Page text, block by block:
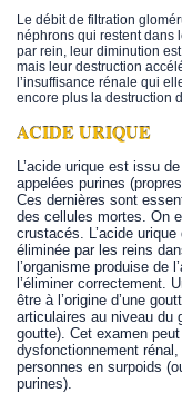
Le débit de filtration
néphrons qui restent dans
par rein, leur diminution
mais leur destruction
l’insuffisance rénale qui
encore plus la destruction
ACIDE URIQUE
L’acide urique est issu
appelées purines
Ces dernières sont
des cellules mortes. On
crustacés. L’acide
éliminée par les reins
l’organisme produise de
l’éliminer correctement.
être à l’origine d’une
articulaires au niveau du
goutte). Cet examen
dysfonctionnement
personnes en surpoids
purines).